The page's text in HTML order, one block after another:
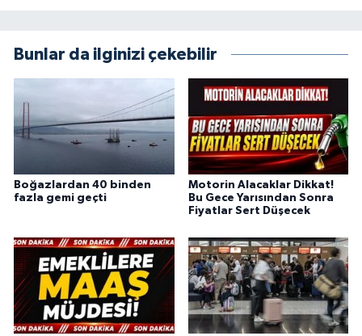
Bunlar da ilginizi çekebilir
Boğazlardan 40 binden
fazla gemi geçti
Motorin Alacaklar Dikkat!
Bu Gece Yarısından Sonra
Fiyatlar Sert Düşecek